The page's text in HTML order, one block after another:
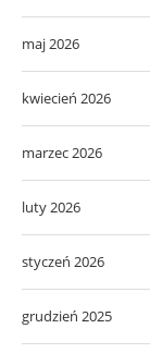
maj 2026
kwiecień 2026
marzec 2026
luty 2026
styczeń 2026
grudzień 2025